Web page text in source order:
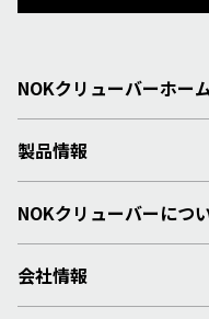
NOKクリューバーホー
製品情報
NOKクリューバーにつ
会社情報